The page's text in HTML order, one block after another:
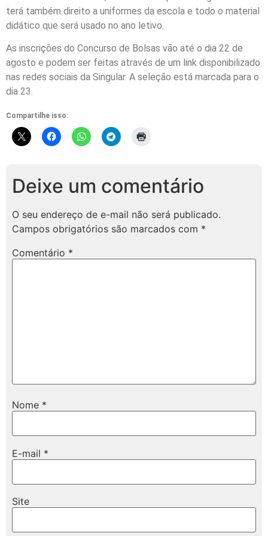
terá também direito a uniformes da escola e todo o material
didático que será usado no ano letivo.
As inscrições do Concurso de Bolsas vão até o dia 22 de
agosto e podem ser feitas através de um link disponibilizado
nas redes sociais da Singular. A seleção está marcada para o
dia 23.
Compartilhe isso:
Deixe um comentário
O seu endereço de e-mail não será publicado.
Campos obrigatórios são marcados com *
Comentário *
Nome *
E-mail *
Site